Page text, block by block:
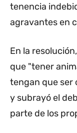
tenencia
agravantes en
En la
que "tener
tengan que ser
y subrayó el
parte de los